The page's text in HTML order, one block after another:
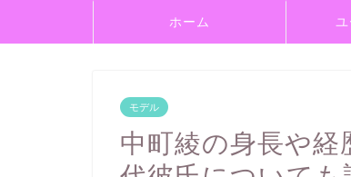
ホーム
モデル
中町綾の身長や